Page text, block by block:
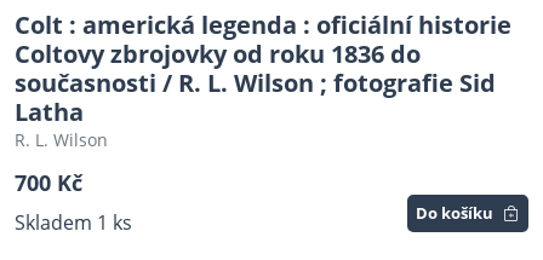
Colt : americká legenda : oficiální historie
Coltovy zbrojovky od roku 1836 do
současnosti / R. L. Wilson ; fotografie Sid
Latha
R. L. Wilson
700 Kč
Skladem 1 ks Do košíku